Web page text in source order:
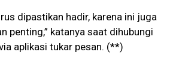
dipastikan hadir, karena ini juga
penting,” katanya saat dihubungi
aplikasi tukar pesan. (**)